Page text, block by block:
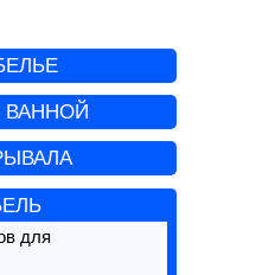
ВАННОЙ
для